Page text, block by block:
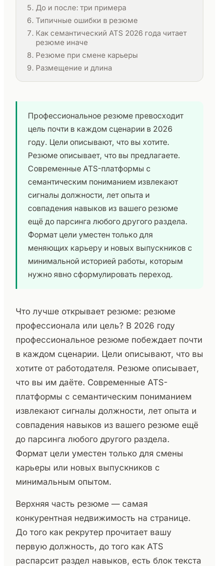
До и после: три примера
Типичные ошибки в резюме
Как семантический ATS 2026 года читает
резюме иначе
Резюме при смене карьеры
Размещение и длина
Профессиональное резюме превосходит
цель почти в каждом сценарии в 2026
году. Цели описывают, что вы хотите.
Резюме описывает, что вы предлагаете.
Современные ATS-платформы с
семантическим пониманием извлекают
сигналы должности, лет опыта и
совпадения навыков из вашего резюме
ещё до парсинга любого другого раздела.
Формат цели уместен только для
меняющих карьеру и новых выпускников с
минимальной историей работы, которым
нужно явно сформулировать переход.
Что лучше открывает резюме: резюме
профессионала или цель? В 2026 году
профессиональное резюме побеждает почти
в каждом сценарии. Цели описывают, что вы
хотите от работодателя. Резюме описывает,
что вы им даёте. Современные ATS-
платформы с семантическим пониманием
извлекают сигналы должности, лет опыта и
совпадения навыков из вашего резюме ещё
до парсинга любого другого раздела.
Формат цели уместен только для смены
карьеры или новых выпускников с
минимальным опытом.
Верхняя часть резюме — самая
конкурентная недвижимость на странице.
До того как рекрутер прочитает вашу
первую должность, до того как ATS
распарсит раздел навыков, есть блок текста